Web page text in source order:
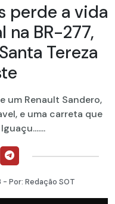
perde a vida
na BR-277,
Tereza
um Renault Sandero,
e uma carreta que
- Por: Redação SOT